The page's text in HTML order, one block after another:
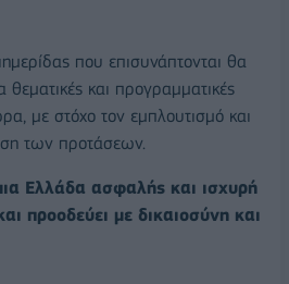
που επισυνάπτονται θα
και προγραμματικές
με στόχο τον εμπλουτισμό και
των προτάσεων.
Ελλάδα ασφαλής και ισχυρή
προοδεύει με δικαιοσύνη και